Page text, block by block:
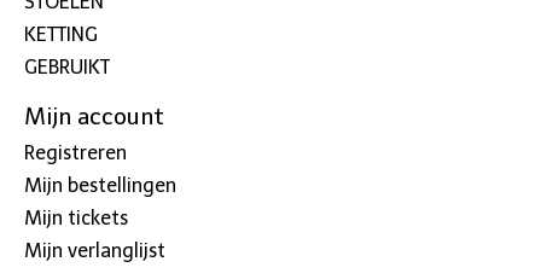
KETTING
GEBRUIKT
Mijn account
Registreren
Mijn bestellingen
Mijn tickets
Mijn verlanglijst